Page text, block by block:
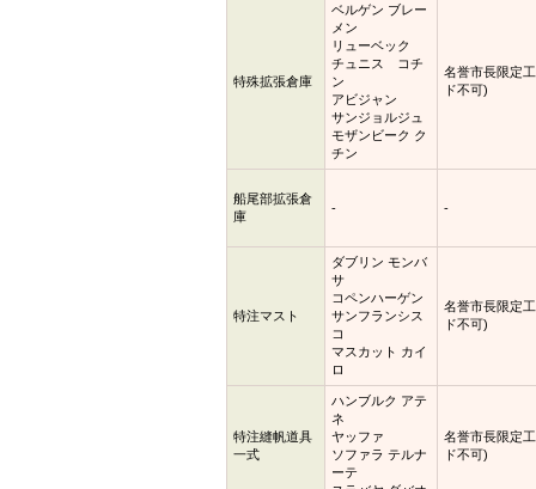
特殊拡張倉庫
ベルゲン ブレー
メン
リューベック
チュニス コチ
ン
アビジャン
サンジョルジュ
モザンビーク ク
チン
名誉市長限定
ド不可)
船尾部拡張倉
庫
- -
特注マスト
ダブリン モンバ
サ
コペンハーゲン
サンフランシス
コ
マスカット カイ
ロ
名誉市長限定
ド不可)
特注縫帆道具
一式
ハンブルク アテ
ネ
ヤッファ
ソファラ テルナ
ーテ
名誉市長限定
ド不可)